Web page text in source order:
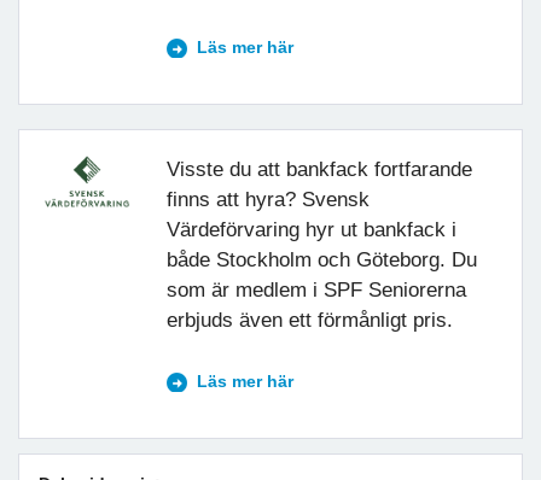
Läs mer här
Visste du att bankfack fortfarande
finns att hyra? Svensk
Värdeförvaring hyr ut bankfack i
både Stockholm och Göteborg. Du
som är medlem i SPF Seniorerna
erbjuds även ett förmånligt pris.
Läs mer här